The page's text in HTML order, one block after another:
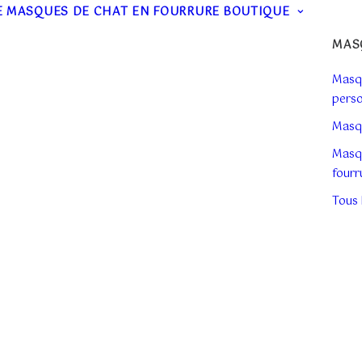
MASQUES DE CHAT EN FOURRURE BOUTIQUE